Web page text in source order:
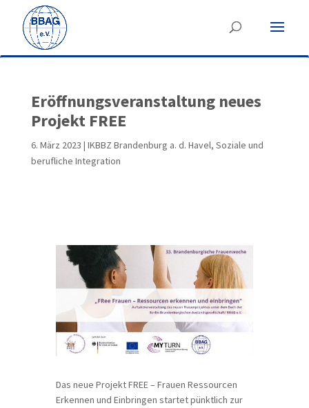
Eröffnungsveranstaltung neues
Projekt FREE
6. März 2023 | IKBBZ Brandenburg a. d. Havel, Soziale und
berufliche Integration
Das neue Projekt FREE – Frauen Ressourcen
Erkennen und Einbringen startet pünktlich zur